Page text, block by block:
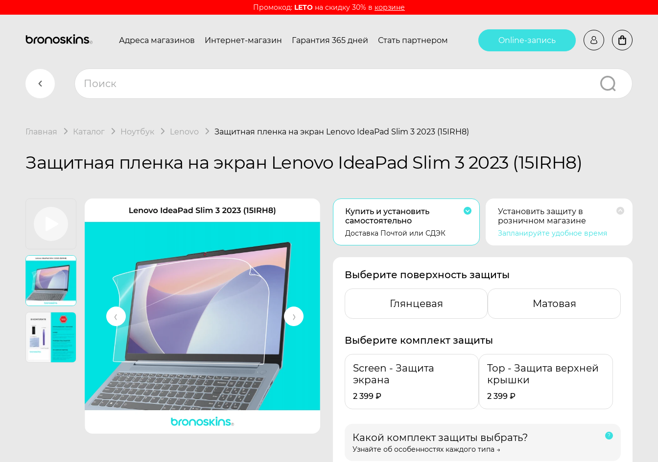
Промокод: LETO на скидку 30% в корзине
Адреса магазинов Интернет-магазин Гарантия 365 дней Стать партнером Online-запись
Главная Каталог Ноутбук Lenovo Защитная пленка на экран Lenovo IdeaPad Slim 3 2023 (15IRH8)
Защитная пленка на экран Lenovo IdeaPad Slim 3 2023 (15IRH8)
Купить и установить
самостоятельно
Доставка Почтой или СДЭК
Установить защиту в
розничном магазине
Запланируйте удобное время
Выберите поверхность защиты
Глянцевая Матовая
Выберите комплект защиты
Screen - Защита
экрана
2 399 ₽
Top - Защита верхней
крышки
2 399 ₽
Какой комплект защиты выбрать?
Узнайте об особенностях каждого типа →